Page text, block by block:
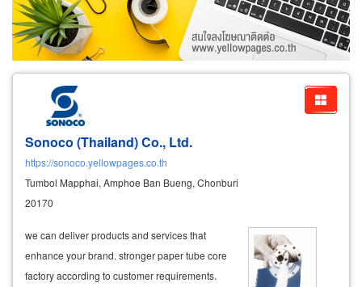
Wholesale Retail Manufacturer
Dealer
Exporter/Importer
Service Business
Sonoco (Thailand) Co., Ltd.
https://sonoco.yellowpages.co.th
Tumbol Mapphai, Amphoe Ban Bueng, Chonburi
20170
we can deliver products and services that
enhance your brand. stronger paper tube core
factory according to customer requirements.